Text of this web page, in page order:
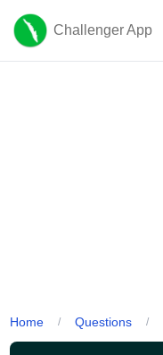
Challenger App
Home / Questions /